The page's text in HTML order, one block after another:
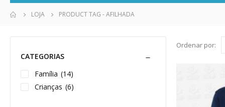
LOJA PRODUCT TAG -AFILHADA
Ordenar por:
CATEGORIAS
Família (14)
Crianças (6)